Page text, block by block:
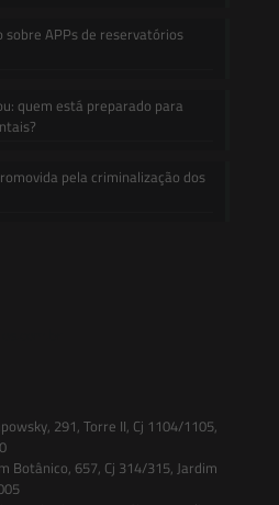
sobre APPs de reservatórios
quem está preparado para
pela criminalização dos
291, Torre II, Cj 1104/1105,
Botânico, 657, Cj 314/315, Jardim